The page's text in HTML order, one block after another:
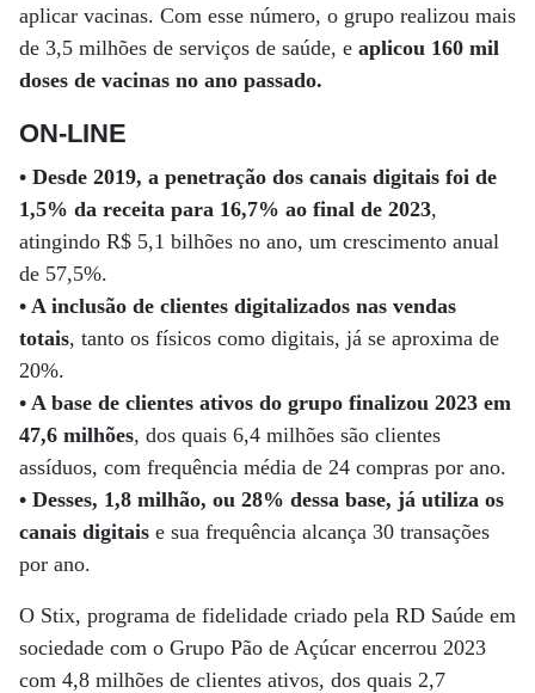
aplicar vacinas. Com esse número, o grupo realizou mais
de 3,5 milhões de serviços de saúde, e aplicou 160 mil
doses de vacinas no ano passado.
ON-LINE
• Desde 2019, a penetração dos canais digitais foi de
1,5% da receita para 16,7% ao final de 2023,
atingindo R$ 5,1 bilhões no ano, um crescimento anual
de 57,5%.
• A inclusão de clientes digitalizados nas vendas
totais, tanto os físicos como digitais, já se aproxima de
20%.
• A base de clientes ativos do grupo finalizou 2023 em
47,6 milhões, dos quais 6,4 milhões são clientes
assíduos, com frequência média de 24 compras por ano.
• Desses, 1,8 milhão, ou 28% dessa base, já utiliza os
canais digitais e sua frequência alcança 30 transações
por ano.
O Stix, programa de fidelidade criado pela RD Saúde em
sociedade com o Grupo Pão de Açúcar encerrou 2023
com 4,8 milhões de clientes ativos, dos quais 2,7